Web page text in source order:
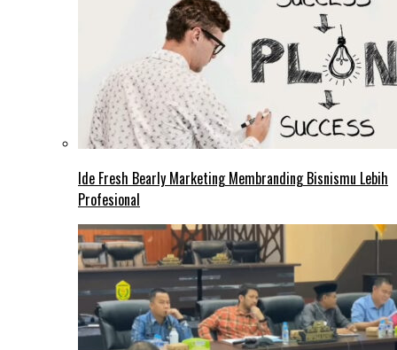
Ide Fresh Bearly Marketing Membranding Bisnismu Lebih
Profesional